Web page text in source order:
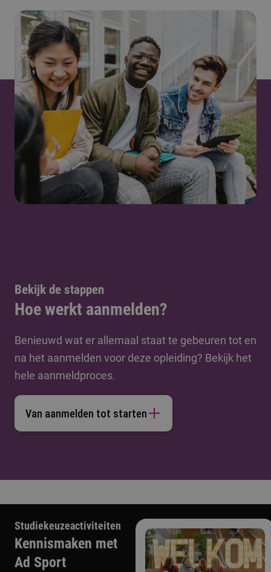
Bekijk de stappen
Hoe werkt aanmelden?
Benieuwd wat er allemaal staat te gebeuren tot en
na het aanmelden voor deze opleiding? Bekijk het
hele aanmeldproces.
Van aanmelden tot starten
Studiekeuzeactiviteiten
Kennismaken met
Ad Sport